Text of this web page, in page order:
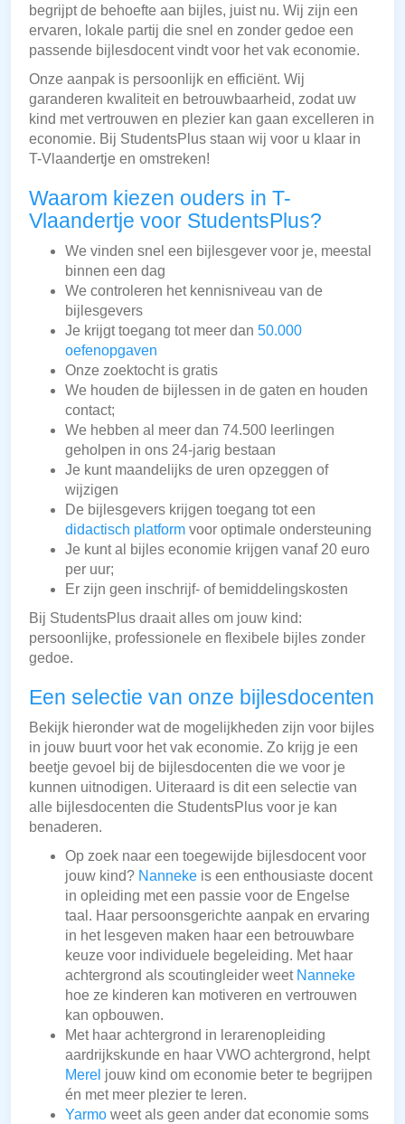
begrijpt de behoefte aan bijles, juist nu. Wij zijn een
ervaren, lokale partij die snel en zonder gedoe een
passende bijlesdocent vindt voor het vak economie.
Onze aanpak is persoonlijk en efficiënt. Wij
garanderen kwaliteit en betrouwbaarheid, zodat uw
kind met vertrouwen en plezier kan gaan excelleren in
economie. Bij StudentsPlus staan wij voor u klaar in
T-Vlaandertje en omstreken!
Waarom kiezen ouders in T-
Vlaandertje voor StudentsPlus?
We vinden snel een bijlesgever voor je, meestal
binnen een dag
We controleren het kennisniveau van de
bijlesgevers
Je krijgt toegang tot meer dan 50.000
oefenopgaven
Onze zoektocht is gratis
We houden de bijlessen in de gaten en houden
contact;
We hebben al meer dan 74.500 leerlingen
geholpen in ons 24-jarig bestaan
Je kunt maandelijks de uren opzeggen of
wijzigen
De bijlesgevers krijgen toegang tot een
didactisch platform voor optimale ondersteuning
Je kunt al bijles economie krijgen vanaf 20 euro
per uur;
Er zijn geen inschrijf- of bemiddelingskosten
Bij StudentsPlus draait alles om jouw kind:
persoonlijke, professionele en flexibele bijles zonder
gedoe.
Een selectie van onze bijlesdocenten
Bekijk hieronder wat de mogelijkheden zijn voor bijles
in jouw buurt voor het vak economie. Zo krijg je een
beetje gevoel bij de bijlesdocenten die we voor je
kunnen uitnodigen. Uiteraard is dit een selectie van
alle bijlesdocenten die StudentsPlus voor je kan
benaderen.
Op zoek naar een toegewijde bijlesdocent voor
jouw kind? Nanneke is een enthousiaste docent
in opleiding met een passie voor de Engelse
taal. Haar persoonsgerichte aanpak en ervaring
in het lesgeven maken haar een betrouwbare
keuze voor individuele begeleiding. Met haar
achtergrond als scoutingleider weet Nanneke
hoe ze kinderen kan motiveren en vertrouwen
kan opbouwen.
Met haar achtergrond in lerarenopleiding
aardrijkskunde en haar VWO achtergrond, helpt
Merel jouw kind om economie beter te begrijpen
én met meer plezier te leren.
Yarmo weet als geen ander dat economie soms